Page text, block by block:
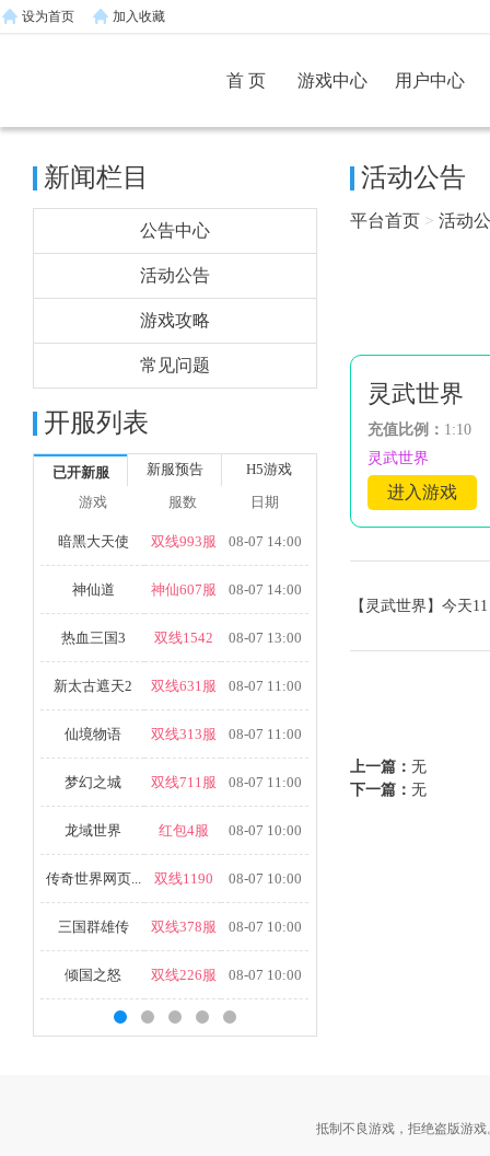
设为首页 加入收藏
首 页 游戏中心 用户中心
新闻栏目
公告中心
活动公告
游戏攻略
常见问题
开服列表
已开新服 新服预告
H5游戏
游戏
服数 日期
暗黑大天使 双线993服 08-07 14:00
神仙道 神仙607服 08-07 14:00
热血三国3 双线1542 08-07 13:00
新太古遮天2 双线631服 08-07 11:00
仙境物语 双线313服 08-07 11:00
梦幻之城 双线711服 08-07 11:00
龙域世界 红包4服 08-07 10:00
传奇世界网页... 双线1190 08-07 10:00
三国群雄传 双线378服 08-07 10:00
倾国之怒 双线226服 08-07 10:00
活动公告
平台首页 > 活动
灵武世界
充值比例： 1:10
灵武世界
进入游戏
【灵武世界】今天
上一篇： 无
下一篇： 无
抵制不良游戏，拒绝盗版游